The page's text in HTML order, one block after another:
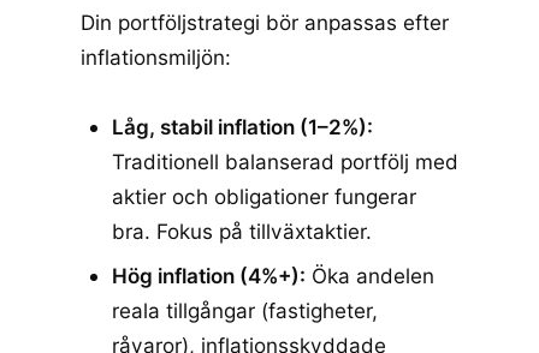
Din portföljstrategi bör anpassas efter
inflationsmiljön:
Låg, stabil inflation (1–2%):
Traditionell balanserad portfölj med
aktier och obligationer fungerar
bra. Fokus på tillväxtaktier.
Hög inflation (4%+): Öka andelen
reala tillgångar (fastigheter,
råvaror), inflationsskyddade